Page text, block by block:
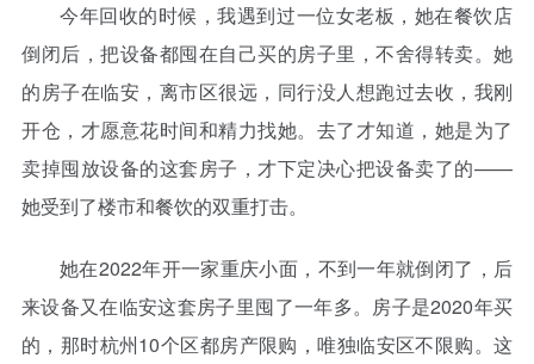
今年回收的时候，我遇到过一位女老板，她在餐饮店
倒闭后，把设备都囤在自己买的房子里，不舍得转卖。她
的房子在临安，离市区很远，同行没人想跑过去收，我刚
开仓，才愿意花时间和精力找她。去了才知道，她是为了
卖掉囤放设备的这套房子，才下定决心把设备卖了的——
她受到了楼市和餐饮的双重打击。
她在2022年开一家重庆小面，不到一年就倒闭了，后
来设备又在临安这套房子里囤了一年多。房子是2020年买
的，那时杭州10个区都房产限购，唯独临安区不限购。这